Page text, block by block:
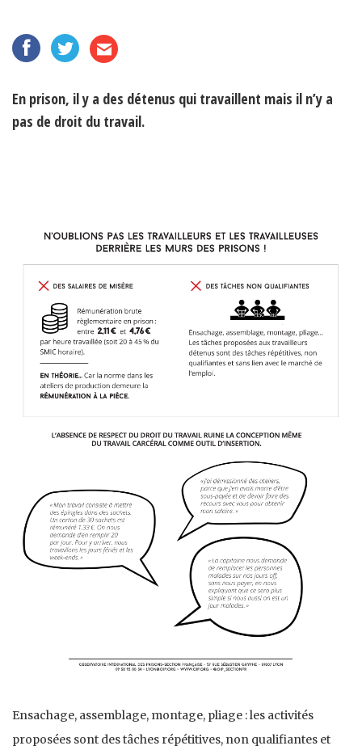
En prison, il y a des détenus qui travaillent mais il n’y a
pas de droit du travail.
Ensachage, assemblage, montage, pliage : les activités
proposées sont des tâches répétitives, non qualifiantes et